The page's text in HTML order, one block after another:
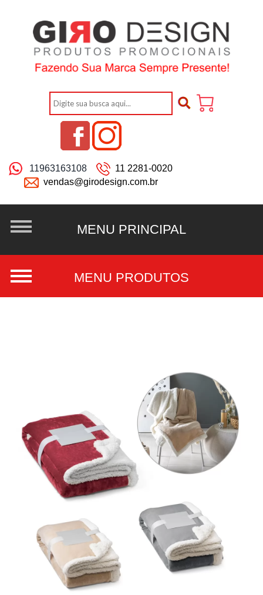
11963163108
11 2281-0020
vendas@girodesign.com.br